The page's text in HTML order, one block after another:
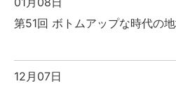
第51回 ボトムアップな時代の
12月07日